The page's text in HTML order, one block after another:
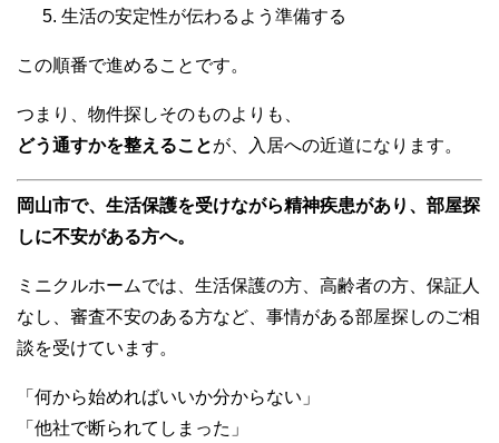
生活の安定性が伝わるよう準備する
この順番で進めることです。
つまり、物件探しそのものよりも、
どう通すかを整えることが、入居への近道になります。
岡山市で、生活保護を受けながら精神疾患があり、部屋探
しに不安がある方へ。
ミニクルホームでは、生活保護の方、高齢者の方、保証人
なし、審査不安のある方など、事情がある部屋探しのご相
談を受けています。
「何から始めればいいか分からない」
「他社で断られてしまった」